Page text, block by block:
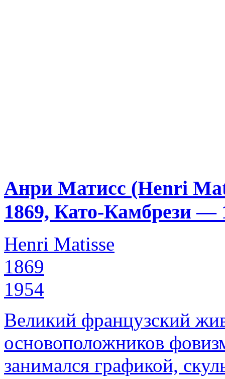
Анри Матисс (Henri
1869, Като-Камбрези —
Henri Matisse
1869
1954
Великий французский
основоположников
занимался графикой,